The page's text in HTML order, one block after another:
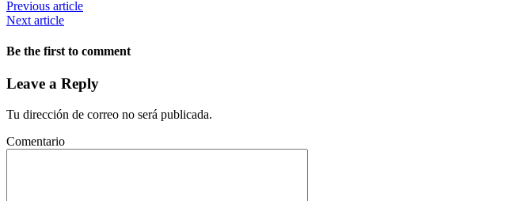
Previous article
Next article
Be the first to comment
Leave a Reply
Tu dirección de correo no será publicada.
Comentario